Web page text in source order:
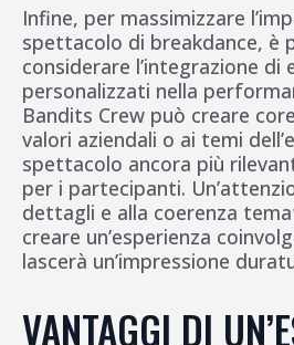
Infine, per massimizzare
spettacolo di breakdance, è
considerare l’integrazione
personalizzati nella
Bandits Crew può creare
valori aziendali o ai temi
spettacolo ancora più
per i partecipanti.
dettagli e alla coerenza
creare un’esperienza
lascerà un’impressione
VANTAGGI DI